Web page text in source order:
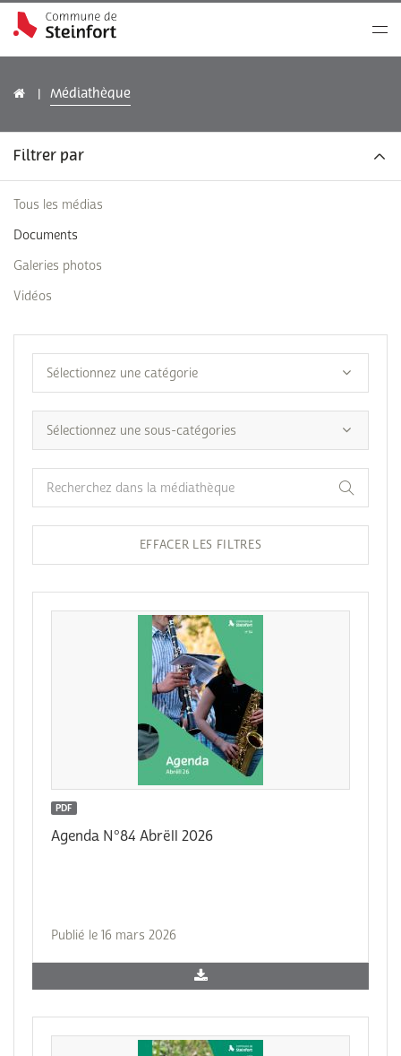
Médiathèque
Filtrer par
Tous les médias
Documents
Galeries photos
Vidéos
EFFACER LES FILTRES
PDF
Agenda N°84 Abrëll 2026
Publié le 16 mars 2026